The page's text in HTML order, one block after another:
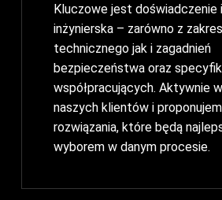
Kluczowe jest doświadczenie
inżynierska – zarówno z
technicznego jak i zagadnień
bezpieczeństwa oraz
współpracujących. Aktywnie
naszych klientów i
rozwiązania, które będą
wyborem w danym procesie.